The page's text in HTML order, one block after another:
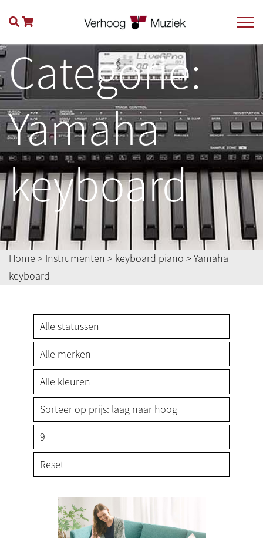
Categorie:
Yamaha
keyboard
Home > Instrumenten > keyboard piano > Yamaha
keyboard
Reset